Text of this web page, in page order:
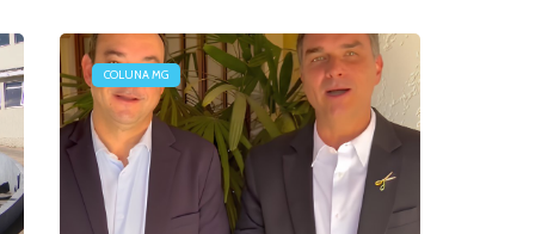
COLUNA MG